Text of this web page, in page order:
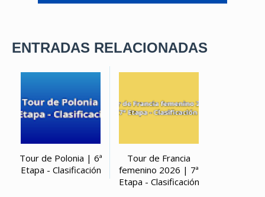
ENTRADAS RELACIONADAS
Tour de Polonia | 6ª
Etapa - Clasificación
Tour de Francia
femenino 2026 | 7ª
Etapa - Clasificación